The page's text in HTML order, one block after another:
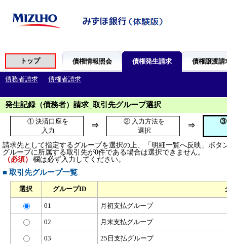
発生記録（債務者）請求_取引先グループ選択
① 決済口座を
入力
⇒
② 入力方法を
選択
⇒
③
請求先として指定するグループを選択の上、「明細一覧へ反映」ボタ
グループに所属する取引先が0件である場合は選択できません。
（必須）
欄は必ず入力してください。
■ 取引先グループ一覧
選択 グループID
01 月初支払グループ
02 月末支払グループ
03 25日支払グループ